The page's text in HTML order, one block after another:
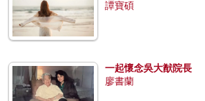
譚寶碩
一起懷念吳大猷院長
廖書蘭